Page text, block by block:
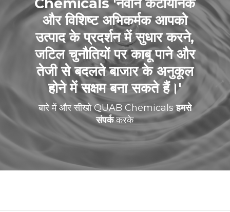
Chemicals 'नवीन कैटायनिक
और विशिष्ट अभिकर्मक आपको
उत्पाद के प्रदर्शन में सुधार करने,
जटिल चुनौतियों पर काबू पाने और
तेजी से बदलते बाजार के अनुकूल
होने में सक्षम बना सकते हैं।'
बारे में और सीखो QUAB Chemicalsहमसे
संपर्ककरके